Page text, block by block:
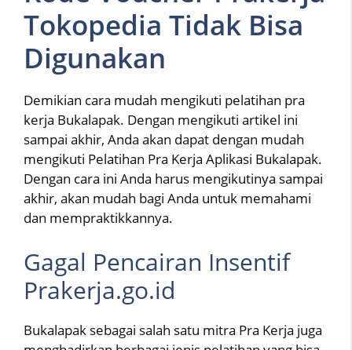
Tokopedia Tidak Bisa
Digunakan
Demikian cara mudah mengikuti pelatihan pra
kerja Bukalapak. Dengan mengikuti artikel ini
sampai akhir, Anda akan dapat dengan mudah
mengikuti Pelatihan Pra Kerja Aplikasi Bukalapak.
Dengan cara ini Anda harus mengikutinya sampai
akhir, akan mudah bagi Anda untuk memahami
dan mempraktikkannya.
Gagal Pencairan Insentif
Prakerja.go.id
Bukalapak sebagai salah satu mitra Pra Kerja juga